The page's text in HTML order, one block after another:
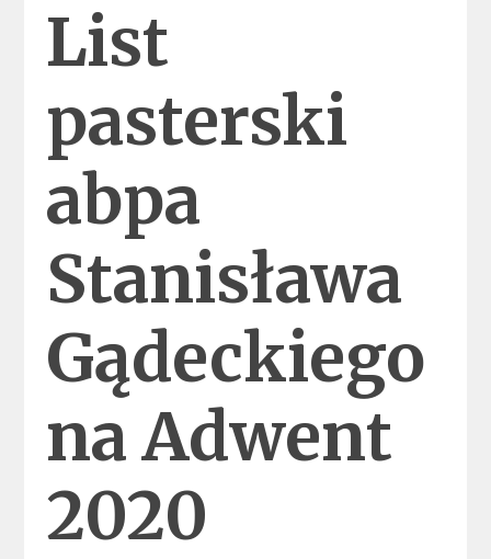
List
pasterski
abpa
Stanisława
Gądeckiego
na Adwent
2020